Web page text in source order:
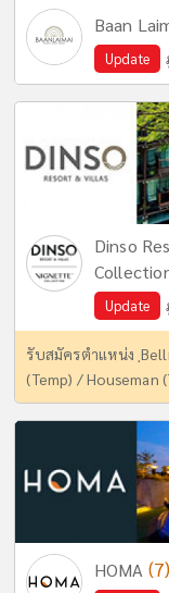
Baan
Update
Dinso
Update
รับสมัครตำแหน่ง
(Temp) / Houseman
HOMA (7)